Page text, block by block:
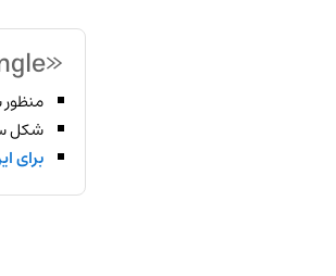
«strangle»
شکل
برای